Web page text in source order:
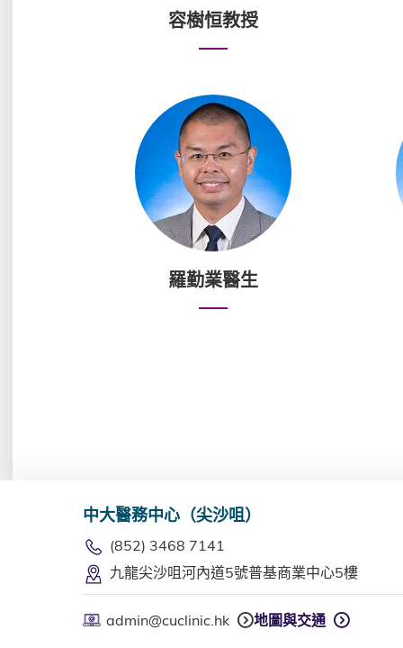
容樹恒教授
羅勤業醫生
中大醫務中心（尖沙咀）
(852) 3468 7141
九龍尖沙咀河內道5號普基商業中心5樓
admin@cuclinic.hk 地圖與交通